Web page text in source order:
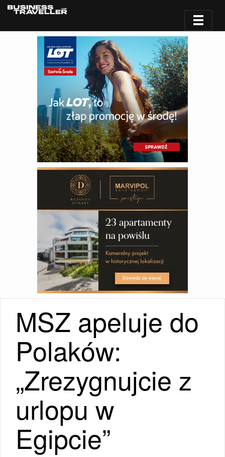
MSZ apeluje do
Polaków:
„Zrezygnujcie z
urlopu w
Egipcie”